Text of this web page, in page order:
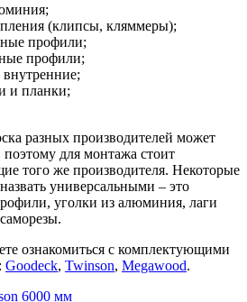
(клипсы, кляммеры);
профили;
профили;
и планки;
разных производителей может
поэтому для монтажа стоит
того же производителя. Некоторые
универсальными – это
уголки из алюминия, лаги
ознакомиться с комплектующими
Goodeck, Twinson, Megawood.